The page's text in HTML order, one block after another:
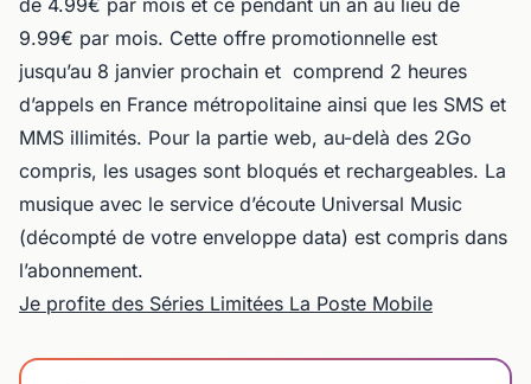
9.99€ par mois. Cette offre promotionnelle est
jusqu’au 8 janvier prochain et comprend 2 heures
d’appels en France métropolitaine ainsi que les SMS et
MMS illimités. Pour la partie web, au-delà des 2Go
compris, les usages sont bloqués et rechargeables. La
musique avec le service d’écoute Universal Music
(décompté de votre enveloppe data) est compris dans
l’abonnement.
Je profite des Séries Limitées La Poste Mobile